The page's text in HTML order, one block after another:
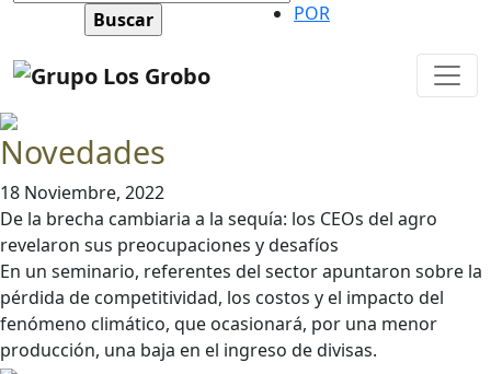
POR
Novedades
18 Noviembre, 2022
De la brecha cambiaria a la sequía: los CEOs del agro
revelaron sus preocupaciones y desafíos
En un seminario, referentes del sector apuntaron sobre la
pérdida de competitividad, los costos y el impacto del
fenómeno climático, que ocasionará, por una menor
producción, una baja en el ingreso de divisas.